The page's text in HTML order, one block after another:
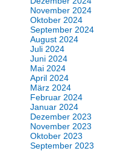
November 2024
Oktober 2024
September 2024
August 2024
Juli 2024
Juni 2024
Mai 2024
April 2024
März 2024
Februar 2024
Januar 2024
Dezember 2023
November 2023
Oktober 2023
September 2023